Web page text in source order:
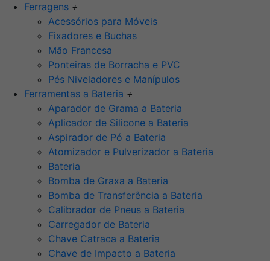
Ferragens +
Acessórios para Móveis
Fixadores e Buchas
Mão Francesa
Ponteiras de Borracha e PVC
Pés Niveladores e Manípulos
Ferramentas a Bateria +
Aparador de Grama a Bateria
Aplicador de Silicone a Bateria
Aspirador de Pó a Bateria
Atomizador e Pulverizador a Bateria
Bateria
Bomba de Graxa a Bateria
Bomba de Transferência a Bateria
Calibrador de Pneus a Bateria
Carregador de Bateria
Chave Catraca a Bateria
Chave de Impacto a Bateria